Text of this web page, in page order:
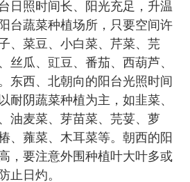
日照时间长、阳光充足，升温
台蔬菜种植场所，只要空间许
、菜豆、小白菜、芹菜、芫
丝瓜、豇豆、番茄、西葫芦、
东西、北朝向的阳台光照时间
耐阴蔬菜种植为主，如韭菜、
油麦菜、芽苗菜、芫荽、萝
、蕹菜、木耳菜等。朝西的阳
，要注意外围种植叶大叶多或
止日灼。